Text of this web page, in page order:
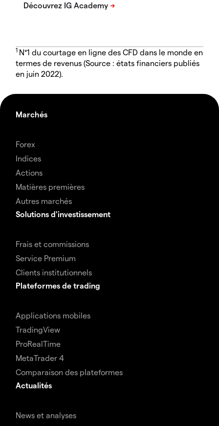
1 N°1 du courtage en ligne des CFD dans le monde en
termes de revenus (Source : états financiers publiés
en juin 2022).
Marchés
Forex
Indices
Actions
Matières premières
Autres marchés
Solutions d'investissement
Frais et commissions
Service Premium
Clients institutionnels
Plateformes de trading
Applications mobiles
TradingView
ProRealTime
MetaTrader 4
Comparaison des plateformes
Actualités
News et analyses